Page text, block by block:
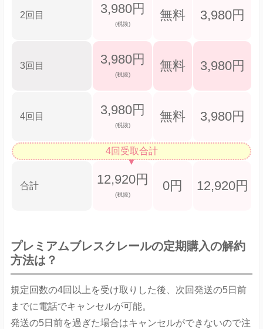
2回目 3,980円
(税抜)
無料 3,980円
3回目 3,980円
(税抜)
無料 3,980円
4回目 3,980円
(税抜)
無料 3,980円
4回受取合計
合計 12,920円
(税抜)
0円 12,920円
プレミアムブレスクレールの定期購入の解約
方法は？
規定回数の4回以上を受け取りした後、次回発送の5日前
までに電話でキャンセルが可能。
発送の5日前を過ぎた場合はキャンセルができないので注